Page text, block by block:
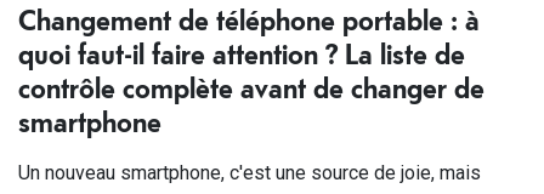
Changement de téléphone portable : à
quoi faut-il faire attention ? La liste de
contrôle complète avant de changer de
smartphone
Un nouveau smartphone, c'est une source de joie, mais